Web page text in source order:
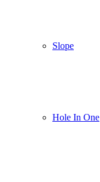
Slope
Hole In One